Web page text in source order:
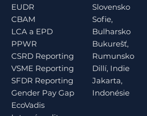
EUDR
CBAM
LCA a EPD
PPWR
CSRD Reporting
VSME Reporting
SFDR Reporting
Gender Pay Gap
EcoVadis
Slovensko
Sofie,
Bulharsko
Bukurešť,
Rumunsko
Dillí, Indie
Jakarta,
Indonésie